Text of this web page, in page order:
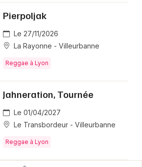
Pierpoljak
Le 27/11/2026
La Rayonne - Villeurbanne
Reggae à Lyon
Jahneration, Tournée
Le 01/04/2027
Le Transbordeur - Villeurbanne
Reggae à Lyon